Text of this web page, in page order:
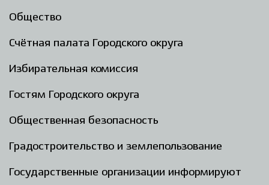
Общество
Счётная палата Городского округа
Избирательная комиссия
Гостям Городского округа
Общественная безопасность
Градостроительство и землепользование
Государственные организации информируют